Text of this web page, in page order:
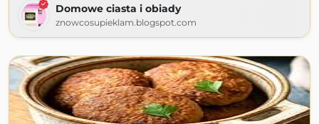
Domowe ciasta i obiady
znowcosupieklam.blogspot.com